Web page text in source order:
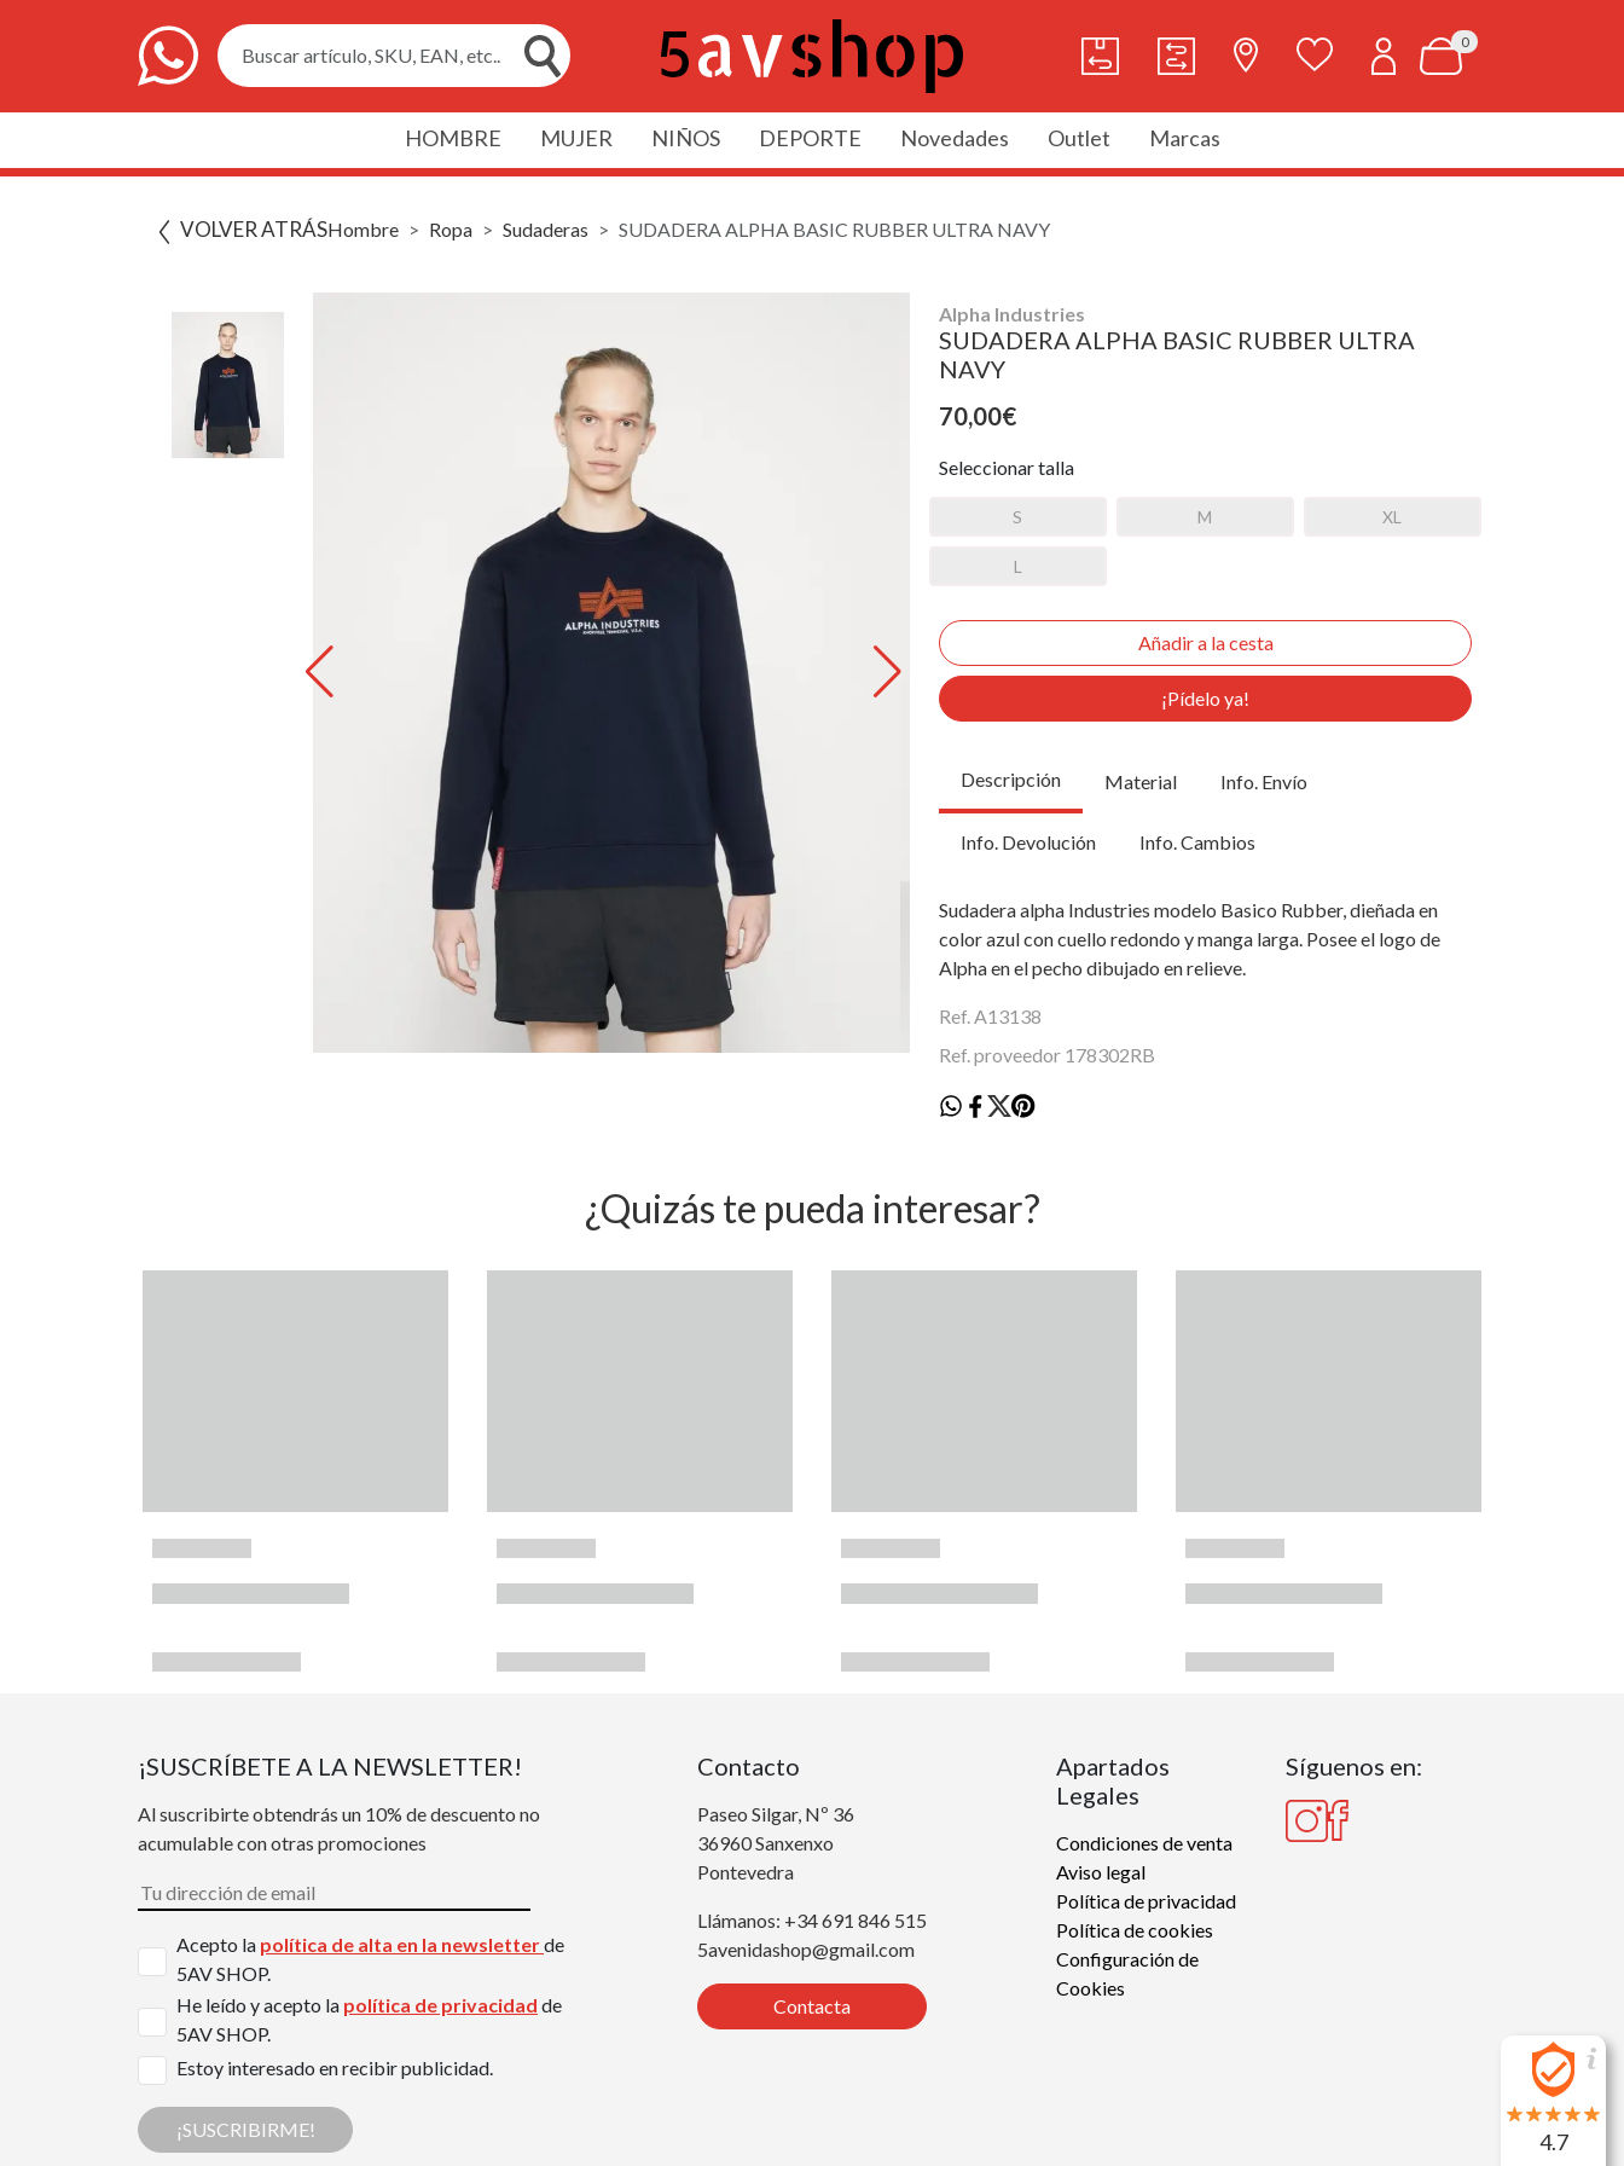
Buscar artículo, SKU, EAN, etc..
0
HOMBRE MUJER NIÑOS DEPORTE Novedades Outlet Marcas
VOLVER ATRÁSHombre Ropa Sudaderas SUDADERA ALPHA BASIC RUBBER ULTRA NAVY
Alpha Industries
SUDADERA ALPHA BASIC RUBBER ULTRA
NAVY
70,00€
Seleccionar talla
S M XL
L
¡Pídelo ya!
Descripción Material Info. Envío
Info. Devolución Info. Cambios
Sudadera alpha Industries modelo Basico Rubber, dieñada en
color azul con cuello redondo y manga larga. Posee el logo de
Alpha en el pecho dibujado en relieve.
Ref. A13138
Ref. proveedor 178302RB
¿Quizás te pueda interesar?
¡SUSCRÍBETE A LA NEWSLETTER!
Al suscribirte obtendrás un 10% de descuento no
acumulable con otras promociones
Acepto la política de alta en la newsletterde
5AV SHOP.
He leído y acepto la política de privacidad de
5AV SHOP.
Estoy interesado en recibir publicidad.
¡SUSCRIBIRME!
Contacto
Paseo Silgar, Nº 36
36960 Sanxenxo
Pontevedra
Llámanos: +34 691 846 515
5avenidashop@gmail.com
Contacta
Apartados
Legales
Condiciones de venta
Aviso legal
Política de privacidad
Política de cookies
Configuración de
Cookies
Síguenos en:
4.7